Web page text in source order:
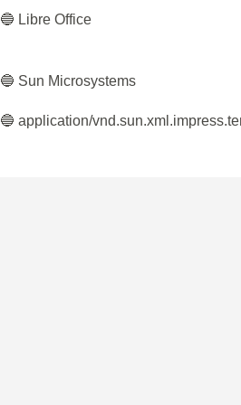
🔵 Libre Office
🔵 Sun Microsystems
🔵 application/